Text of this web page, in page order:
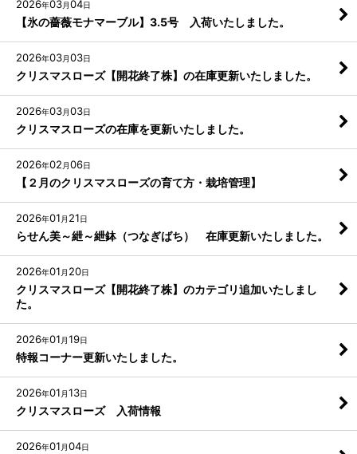
2026年03月04日
【氷の薔薇モナマーブル】3.5号 入荷いたしました。
2026年03月03日
クリスマスローズ【開花終了株】の在庫更新いたしました。
2026年03月03日
クリスマスローズの在庫を更新いたしました。
2026年02 月06日
【２月のクリスマスローズの育て方・栽培管理】
2026年01 月 21日
らせん美～紲～紲鉢（つなぎばち） 在庫更新いたしました。
2026年01 月 20日
クリスマスローズ【開花終了株】のカテゴリ追加いたしまし
た。
2026年01 月19日
特報コーナー更新いたしました。
2026年01 月13日
クリスマスローズ 入荷情報
2026年01 月04日